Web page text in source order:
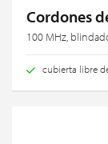
Cordones
100 MHz,
cubierta libre